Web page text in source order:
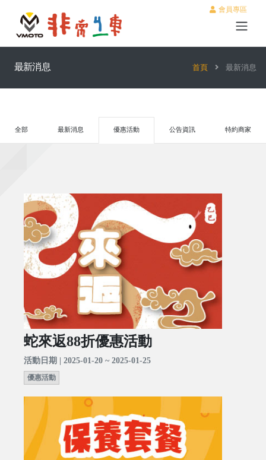
會員專區
最新消息 首頁 最新消息
全部 最新消息 優惠活動 公告資訊 特約商家
蛇來返88折優惠活動
活動日期 | 2025-01-20 ~ 2025-01-25
優惠活動